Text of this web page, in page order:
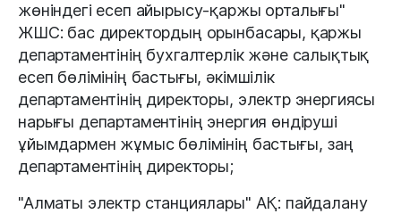
жөніндегі есеп айырысу-қаржы орталығы"
ЖШС: бас директордың орынбасары, қаржы
департаментінің бухгалтерлік және салықтық
есеп бөлімінің бастығы, әкімшілік
департаментінің директоры, электр энергиясы
нарығы департаментінің энергия өндіруші
ұйымдармен жұмыс бөлімінің бастығы, заң
департаментінің директоры;
"Алматы электр станциялары" АҚ: пайдалану